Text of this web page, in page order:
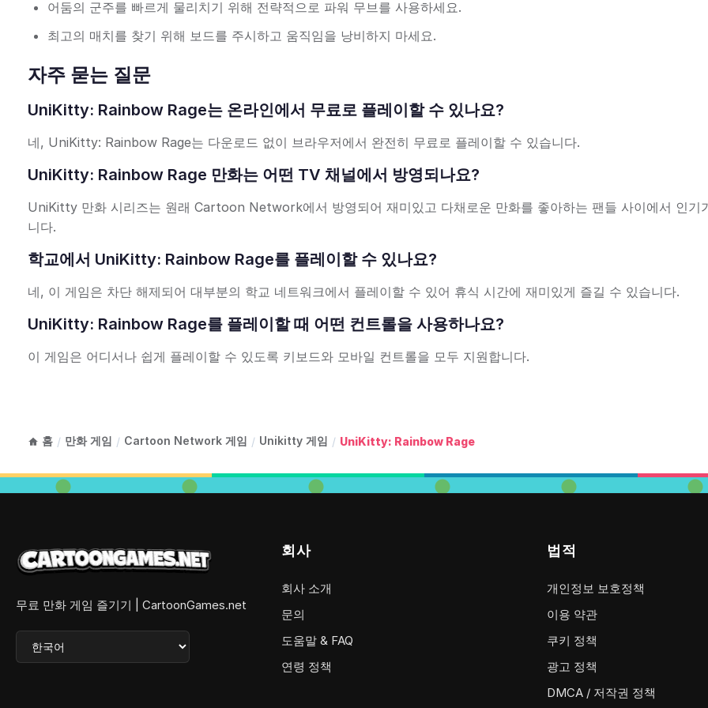
어둠의 군주를 빠르게 물리치기 위해 전략적으로 파워 무브를 사용하세요.
최고의 매치를 찾기 위해 보드를 주시하고 움직임을 낭비하지 마세요.
자주 묻는 질문
UniKitty: Rainbow Rage는 온라인에서 무료로 플레이할 수 있나요?
네, UniKitty: Rainbow Rage는 다운로드 없이 브라우저에서 완전히 무료로 플레이할 수 있습니다.
UniKitty: Rainbow Rage 만화는 어떤 TV 채널에서 방영되나요?
UniKitty 만화 시리즈는 원래 Cartoon Network에서 방영되어 재미있고 다채로운 만화를 좋아하는 팬들 사이에서 인기
니다.
학교에서 UniKitty: Rainbow Rage를 플레이할 수 있나요?
네, 이 게임은 차단 해제되어 대부분의 학교 네트워크에서 플레이할 수 있어 휴식 시간에 재미있게 즐길 수 있습니다.
UniKitty: Rainbow Rage를 플레이할 때 어떤 컨트롤을 사용하나요?
이 게임은 어디서나 쉽게 플레이할 수 있도록 키보드와 모바일 컨트롤을 모두 지원합니다.
홈 / 만화 게임 / Cartoon Network 게임 / Unikitty 게임 / UniKitty: Rainbow Rage
무료 만화 게임 즐기기 | CartoonGames.net
회사
회사 소개
문의
도움말 & FAQ
연령 정책
법적
개인정보 보호정책
이용 약관
쿠키 정책
광고 정책
DMCA / 저작권 정책